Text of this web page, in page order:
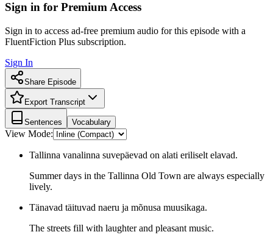
Sign in for Premium Access
Sign in to access ad-free premium audio for this episode with a
FluentFiction Plus subscription.
Sign In
Share Episode
Export Transcript
Sentences Vocabulary
View Mode:
Tallinna vanalinna suvepäevad on alati eriliselt elavad.
Summer days in the Tallinna Old Town are always especially
lively.
Tänavad täituvad naeru ja mõnusa muusikaga.
The streets fill with laughter and pleasant music.